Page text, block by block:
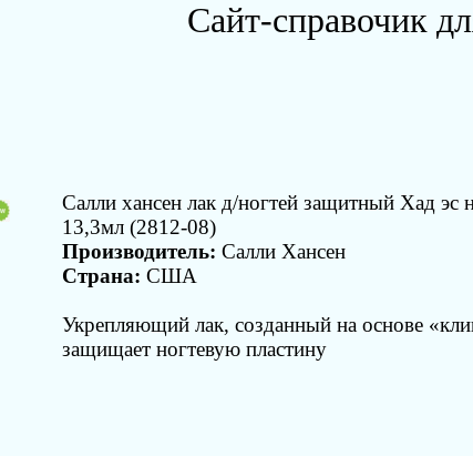
Сайт-справочик
Салли хансен лак д/ногтей защитный Хад эс
13,3мл (2812-08)
Производитель: Салли Хансен
Страна: США
Укрепляющий лак, созданный на основе
защищает ногтевую пластину